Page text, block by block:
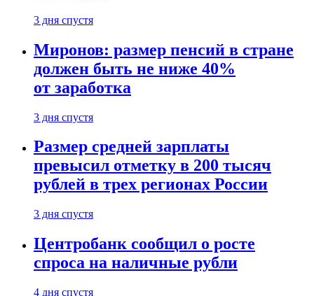
3 дня спустя
Миронов: размер пенсий в стране
должен быть не ниже 40%
от заработка
3 дня спустя
Размер средней зарплаты
превысил отметку в 200 тысяч
рублей в трех регионах России
3 дня спустя
Центробанк сообщил о росте
спроса на наличные рубли
4 дня спустя